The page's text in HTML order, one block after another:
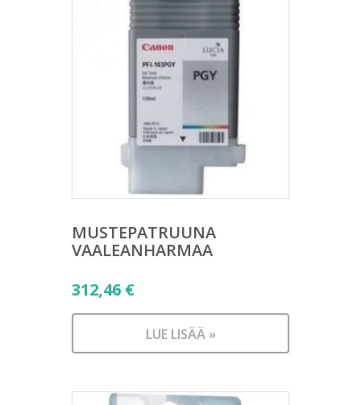
MUSTEPATRUUNA
VAALEANHARMAA
312,46 €
LUE LISÄÄ »